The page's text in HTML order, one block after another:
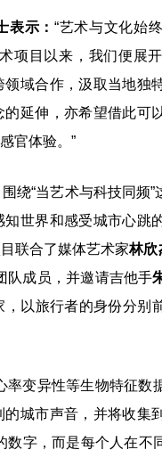
表示：“艺术与文化始
项目以来，我们便展
域合作，汲取当地独
延伸，亦希望借此可
官体验。”
绕“当艺术与科技同频
世界和感受城市心跳
联合了媒体艺术家林欣
队成员，并邀请吉他手
，以旅行者的身份分别
率变异性等生物特征数
城市声音，并将收集
数字，而是每个人在不